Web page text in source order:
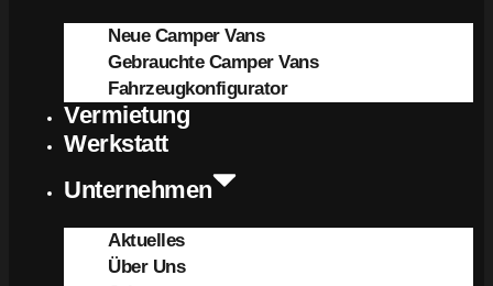
Neue Camper Vans
Gebrauchte Camper Vans
Fahrzeugkonfigurator
Vermietung
Werkstatt
Unternehmen
Aktuelles
Über Uns